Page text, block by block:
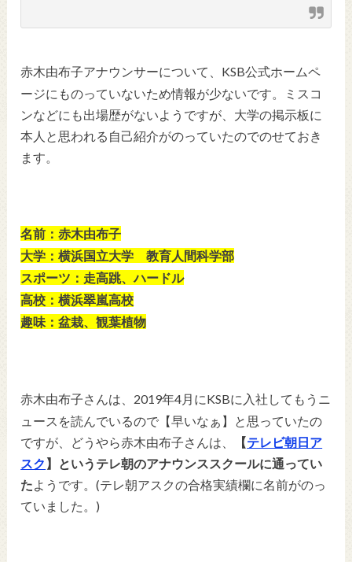
赤木由布子アナウンサーについて、KSB公式ホームペ
ージにものっていないため情報が少ないです。ミスコ
ンなどにも出場歴がないようですが、大学の掲示板に
本人と思われる自己紹介がのっていたのでのせておき
ます。
名前：赤木由布子
大学：横浜国立大学 教育人間科学部
スポーツ：走高跳、ハードル
高校：横浜翠嵐高校
趣味：盆栽、観葉植物
赤木由布子さんは、2019年4月にKSBに入社してもうニ
ュースを読んでいるので【早いなぁ】と思っていたの
ですが、どうやら赤木由布子さんは、 【テレビ朝日ア
スク 】というテレ朝のアナウンススクールに通ってい
たようです。(テレ朝アスクの合格実績欄に名前がのっ
ていました。)